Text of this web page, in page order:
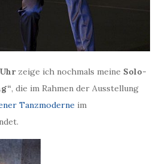
zeige ich nochmals meine Solo-
, die im Rahmen der Ausstellung
Tanzmoderne im